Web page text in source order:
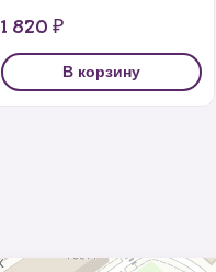
1 820 ₽
В корзину